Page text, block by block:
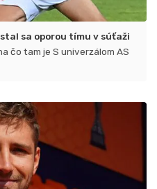
sa oporou tímu v súťaži
čo tam je S univerzálom AS